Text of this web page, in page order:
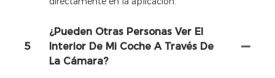
5
¿Pueden Otras Personas Ver El
Interior De Mi Coche A Través De
La Cámara?